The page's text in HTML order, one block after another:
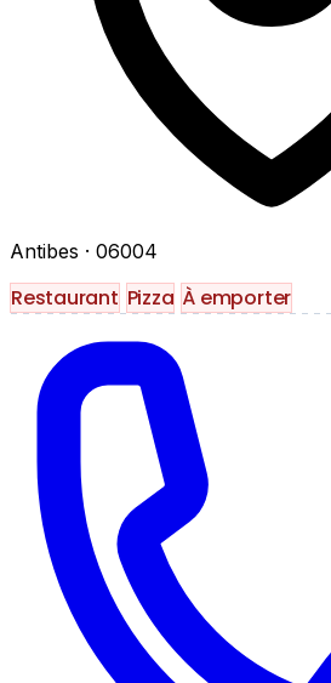
Antibes · 06004
Restaurant Pizza À emporter